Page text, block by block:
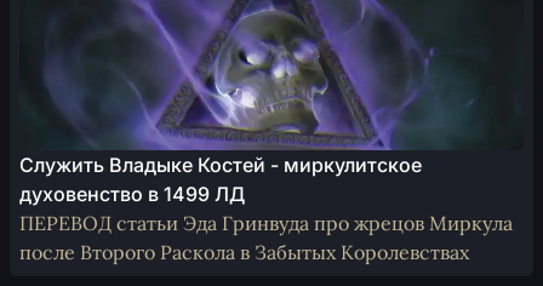
Служить Владыке Костей - миркулитское
духовенство в 1499 ЛД
ПЕРЕВОД статьи Эда Гринвуда про жрецов Миркула
после Второго Раскола в Забытых Королевствах